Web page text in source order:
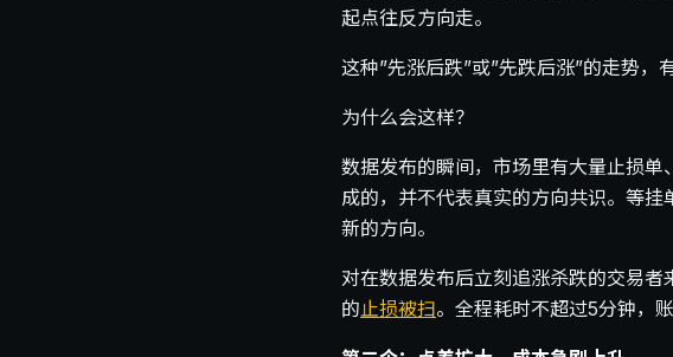
起点往反方向走。
这种”先涨后跌”或”先跌后涨”的走势
为什么会这样？
数据发布的瞬间，市场里有大量止损
成的，并不代表真实的方向共识。等
新的方向。
对在数据发布后立刻追涨杀跌的交易
的 止损被扫。全程耗时不超过5分钟，